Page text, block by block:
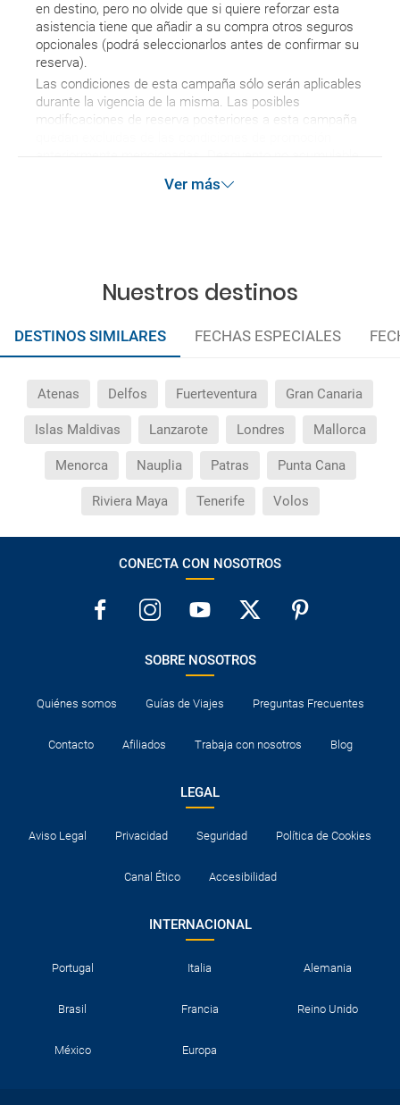
en destino, pero no olvide que si quiere reforzar esta
asistencia tiene que añadir a su compra otros seguros
opcionales (podrá seleccionarlos antes de confirmar su
reserva).
Las condiciones de esta campaña sólo serán aplicables
durante la vigencia de la misma. Las posibles
modificaciones de reserva posteriores a esta campaña
Ver más
Nuestros destinos
DESTINOS SIMILARES FECHAS ESPECIALES
Atenas Delfos Fuerteventura Gran Canaria
Islas Maldivas Lanzarote Londres Mallorca
Menorca Nauplia Patras Punta Cana
Riviera Maya Tenerife Volos
CONECTA CON NOSOTROS
SOBRE NOSOTROS
Quiénes somos Guías de Viajes Preguntas Frecuentes
Contacto Afiliados Trabaja con nosotros Blog
LEGAL
Aviso Legal Privacidad Seguridad Política de Cookies
Canal Ético Accesibilidad
INTERNACIONAL
Portugal Italia Alemania
Brasil Francia Reino Unido
México Europa